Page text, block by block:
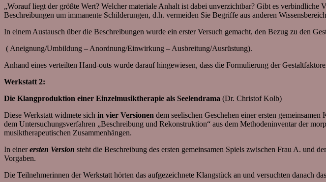
„Worauf liegt der größte Wert? Welcher materiale Anhalt ist dabei unverzichtbar? Gibt es
Beschreibungen um immanente Schilderungen, d.h. vermeiden Sie Begriffe aus anderen
In einem Austausch über die Beschreibungen wurde ein erster Versuch gemacht, den Bezug zu den
( Aneignung/Umbildung – Anordnung/Einwirkung – Ausbreitung/Ausrüstung).
Anhand eines verteilten Hand-outs wurde darauf hingewiesen, dass die Formulierung der
Werkstatt 2:
Die Klangproduktion einer Einzelmusiktherapie als Seelendrama (Dr. Christof Kolb)
Diese Werkstatt widmete sich in vier Versionen dem seelischen Geschehen einer ersten
dem Untersuchungsverfahren „Beschreibung und Rekonstruktion“ aus dem Methodeninventar der
musiktherapeutischen Zusammenhängen.
In einerersten Version steht die Beschreibung des ersten gemeinsamen Spiels zwischen Frau A. und
Vorgaben.
Die Teilnehmerinnen der Werkstatt hörten das aufgezeichnete Klangstück an und versuchten danach